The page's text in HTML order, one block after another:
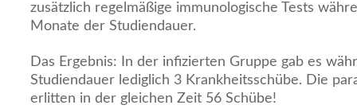
zusätzlich regelmäßige immunologische Tests
Monate der Studiendauer.
Das Ergebnis: In der infizierten Gruppe gab es
Studiendauer lediglich 3 Krankheitsschübe. Die
erlitten in der gleichen Zeit 56 Schübe!